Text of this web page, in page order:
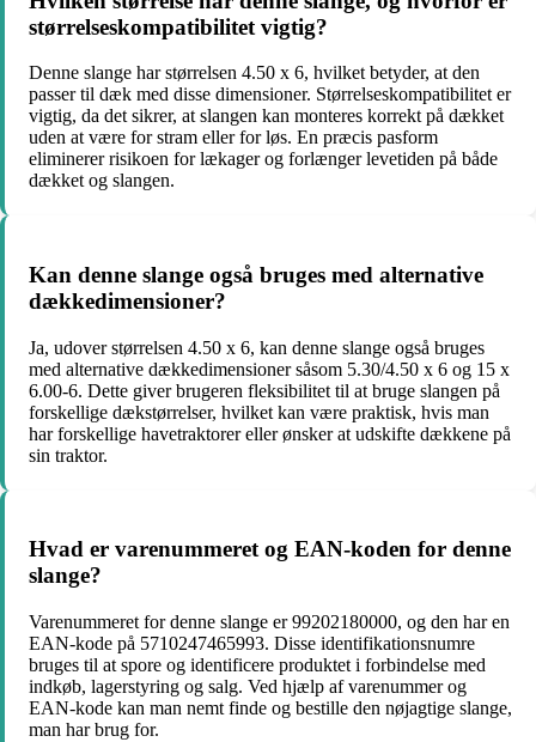
størrelseskompatibilitet vigtig?
Denne slange har størrelsen 4.50 x 6, hvilket betyder, at den
passer til dæk med disse dimensioner. Størrelseskompatibilitet er
vigtig, da det sikrer, at slangen kan monteres korrekt på dækket
uden at være for stram eller for løs. En præcis pasform
eliminerer risikoen for lækager og forlænger levetiden på både
dækket og slangen.
Kan denne slange også bruges med alternative
dækkedimensioner?
Ja, udover størrelsen 4.50 x 6, kan denne slange også bruges
med alternative dækkedimensioner såsom 5.30/4.50 x 6 og 15 x
6.00-6. Dette giver brugeren fleksibilitet til at bruge slangen på
forskellige dækstørrelser, hvilket kan være praktisk, hvis man
har forskellige havetraktorer eller ønsker at udskifte dækkene på
sin traktor.
Hvad er varenummeret og EAN-koden for denne
slange?
Varenummeret for denne slange er 99202180000, og den har en
EAN-kode på 5710247465993. Disse identifikationsnumre
bruges til at spore og identificere produktet i forbindelse med
indkøb, lagerstyring og salg. Ved hjælp af varenummer og
EAN-kode kan man nemt finde og bestille den nøjagtige slange,
man har brug for.